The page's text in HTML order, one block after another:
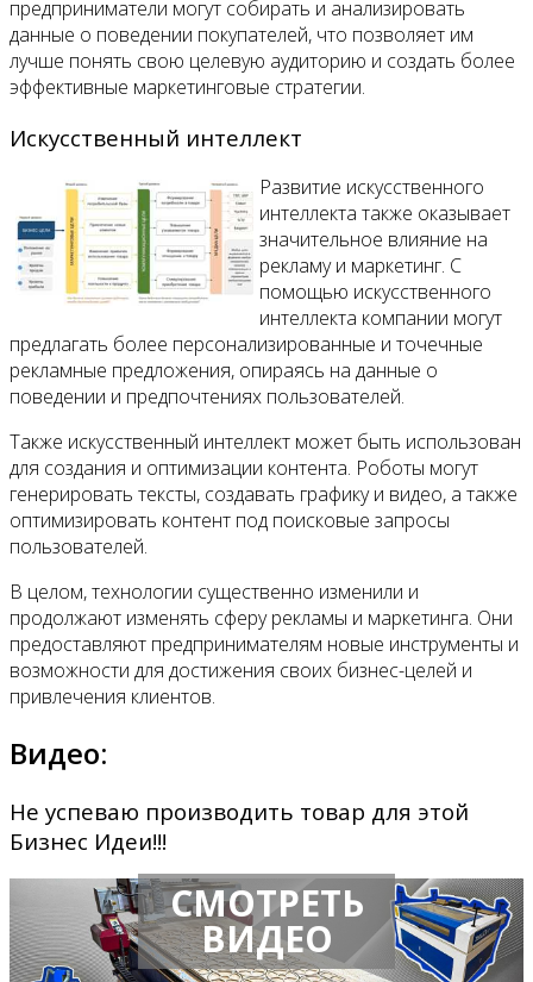
предприниматели могут собирать и анализировать
данные о поведении покупателей, что позволяет им
лучше понять свою целевую аудиторию и создать более
эффективные маркетинговые стратегии.
Искусственный интеллект
Развитие искусственного
интеллекта также оказывает
значительное влияние на
рекламу и маркетинг. С
помощью искусственного
интеллекта компании могут
предлагать более персонализированные и точечные
рекламные предложения, опираясь на данные о
поведении и предпочтениях пользователей.
Также искусственный интеллект может быть использован
для создания и оптимизации контента. Роботы могут
генерировать тексты, создавать графику и видео, а также
оптимизировать контент под поисковые запросы
пользователей.
В целом, технологии существенно изменили и
продолжают изменять сферу рекламы и маркетинга. Они
предоставляют предпринимателям новые инструменты и
возможности для достижения своих бизнес-целей и
привлечения клиентов.
Видео:
Не успеваю производить товар для этой
Бизнес Идеи!!!
СМОТРЕТЬ
ВИДЕО